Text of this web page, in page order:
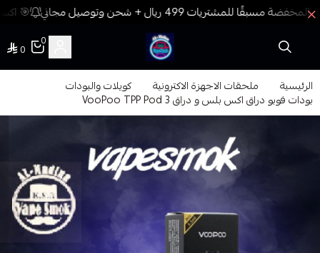
🎯
فيب المدينة
0
0
الرئيسية ملحقات الاجهزة الاكترونية كويلات والبودات
بودات فوبو دراق اكس بلس و دراق 3 VooPoo TPP Pod